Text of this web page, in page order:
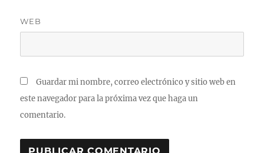
WEB
Guardar mi nombre, correo electrónico y sitio web en
este navegador para la próxima vez que haga un
comentario.